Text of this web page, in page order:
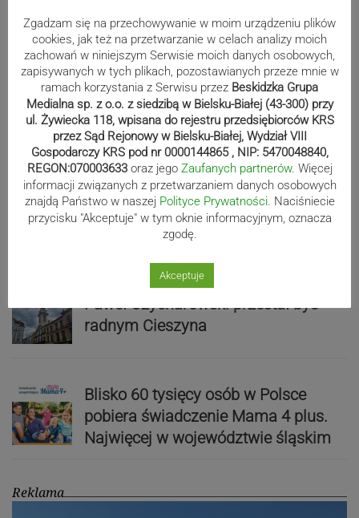
Zobacz niezwykłe zdjęcia
Koło z widokiem na miasto i Beskidy
już działa!
Uwaga, wypoczywający nad Sołą!
Będzie zrzut wody w rzece
Paweł Czycharowski przestał być
radnym Cieszyna
Blisko 60 tysięcy osób w Polsce
pobiera świadczenie Mama 4 plus.
Najwięcej w województwie śląskim
Reklama
Zgadzam się na przechowywanie w moim urządzeniu plików
cookies, jak też na przetwarzanie w celach analizy moich
zachowań w niniejszym Serwisie moich danych osobowych,
zapisywanych w tych plikach, pozostawianych przeze mnie w
ramach korzystania z Serwisu przez Beskidzka Grupa
Medialna sp. z o.o. z siedzibą w Bielsku-Białej (43-300) przy
ul. Żywiecka 118, wpisana do rejestru przedsiębiorców KRS
przez Sąd Rejonowy w Bielsku-Białej, Wydział VIII
Gospodarczy KRS pod nr 0000144865 , NIP: 5470048840,
REGON:070003633 oraz jego Zaufanych partnerów. Więcej
informacji związanych z przetwarzaniem danych osobowych
znajdą Państwo w naszej Polityce Prywatności. Naciśniecie
przycisku "Akceptuje" w tym oknie informacyjnym, oznacza
zgodę.
Akceptuje